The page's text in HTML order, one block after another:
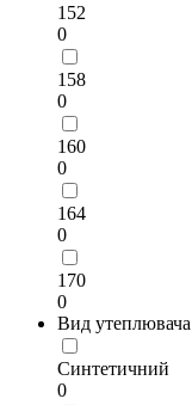
152
0
158
0
160
0
164
0
170
0
Вид утеплювача
Синтетичний
0